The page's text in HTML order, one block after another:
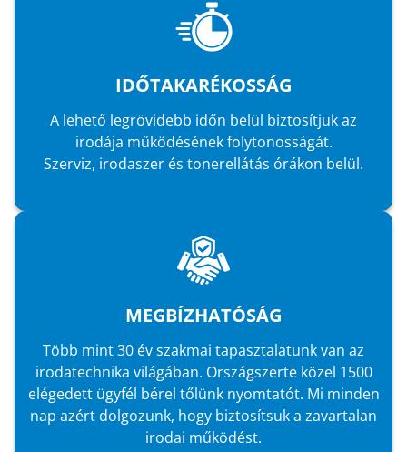
IDŐTAKARÉKOSSÁG
A lehető legrövidebb időn belül biztosítjuk az
irodája működésének folytonosságát.
Szerviz, irodaszer és tonerellátás órákon belül.
MEGBÍZHATÓSÁG
Több mint 30 év szakmai tapasztalatunk van az
irodatechnika világában. Országszerte közel 1500
elégedett ügyfél bérel tőlünk nyomtatót. Mi minden
nap azért dolgozunk, hogy biztosítsuk a zavartalan
irodai működést.